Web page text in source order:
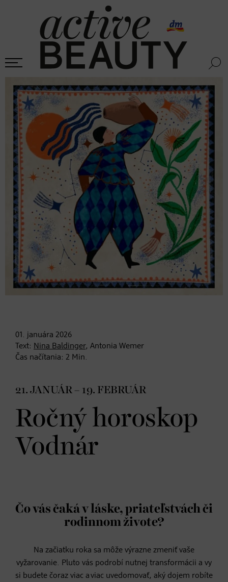
01. januára 2026
Text: Nina Baldinger, Antonia Wemer
Čas načítania: 2 Min.
21. JANUÁR – 19. FEBRUÁR
Ročný horoskop
Vodnár
Čo vás čaká v láske, priateľstvách či
rodinnom živote?
Na začiatku roka sa môže výrazne zmeniť vaše
vyžarovanie. Pluto vás podrobí nutnej transformácii a vy
si budete čoraz viac a viac uvedomovať, aký dojem robíte